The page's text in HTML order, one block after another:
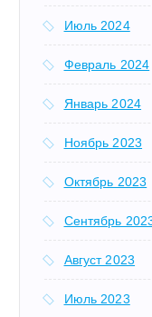
Июль 2024
Февраль 2024
Январь 2024
Ноябрь 2023
Октябрь 2023
Сентябрь
Август 2023
Июль 2023